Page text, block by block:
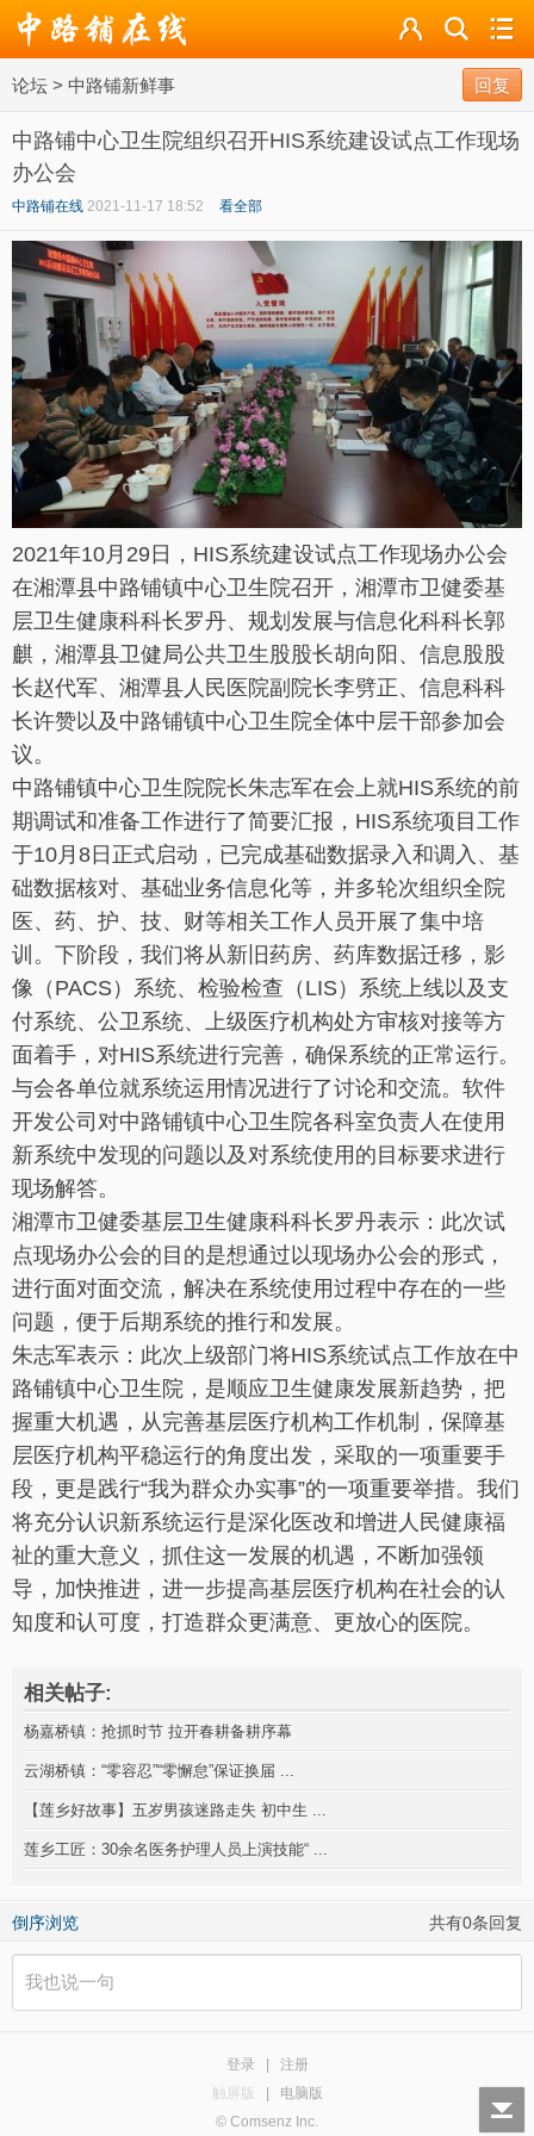
论坛 > 中路铺新鲜事 回复
中路铺中心卫生院组织召开HIS系统建设试点工作现场
办公会
中路铺在线 2021-11-17 18:52 看全部
2021年10月29日，HIS系统建设试点工作现场办公会
在湘潭县中路铺镇中心卫生院召开，湘潭市卫健委基
层卫生健康科科长罗丹、规划发展与信息化科科长郭
麒，湘潭县卫健局公共卫生股股长胡向阳、信息股股
长赵代军、湘潭县人民医院副院长李劈正、信息科科
长许赞以及中路铺镇中心卫生院全体中层干部参加会
议。
中路铺镇中心卫生院院长朱志军在会上就HIS系统的前
期调试和准备工作进行了简要汇报，HIS系统项目工作
于10月8日正式启动，已完成基础数据录入和调入、基
础数据核对、基础业务信息化等，并多轮次组织全院
医、药、护、技、财等相关工作人员开展了集中培
训。下阶段，我们将从新旧药房、药库数据迁移，影
像（PACS）系统、检验检查（LIS）系统上线以及支
付系统、公卫系统、上级医疗机构处方审核对接等方
面着手，对HIS系统进行完善，确保系统的正常运行。
与会各单位就系统运用情况进行了讨论和交流。软件
开发公司对中路铺镇中心卫生院各科室负责人在使用
新系统中发现的问题以及对系统使用的目标要求进行
现场解答。
湘潭市卫健委基层卫生健康科科长罗丹表示：此次试
点现场办公会的目的是想通过以现场办公会的形式，
进行面对面交流，解决在系统使用过程中存在的一些
问题，便于后期系统的推行和发展。
朱志军表示：此次上级部门将HIS系统试点工作放在中
路铺镇中心卫生院，是顺应卫生健康发展新趋势，把
握重大机遇，从完善基层医疗机构工作机制，保障基
层医疗机构平稳运行的角度出发，采取的一项重要手
段，更是践行“我为群众办实事”的一项重要举措。我们
将充分认识新系统运行是深化医改和增进人民健康福
祉的重大意义，抓住这一发展的机遇，不断加强领
导，加快推进，进一步提高基层医疗机构在社会的认
知度和认可度，打造群众更满意、更放心的医院。
相关帖子:
杨嘉桥镇：抢抓时节 拉开春耕备耕序幕
云湖桥镇：“零容忍”“零懈怠”保证换届 ...
【莲乡好故事】五岁男孩迷路走失 初中生 ...
莲乡工匠：30余名医务护理人员上演技能“ ...
倒序浏览 共有0条回复
登录
注册
触屏版
电脑版
© Comsenz Inc.
标签